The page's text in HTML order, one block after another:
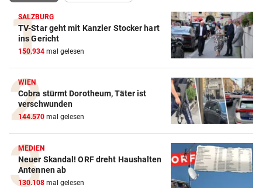
SALZBURG
TV-Star geht mit Kanzler Stocker hart
ins Gericht
150.934 mal gelesen
WIEN
Cobra stürmt Dorotheum, Täter ist
verschwunden
144.570 mal gelesen
MEDIEN
Neuer Skandal! ORF dreht Haushalten
Antennen ab
130.108 mal gelesen
Action-Cam Vergleich
ZUM VERGLEICH
Crosstrainer Vergleich
ZUM VERGLEICH
E-Bike Vergleich
ZUM VERGLEICH
Elektro-Scooter Vergleich
ZUM VERGLEICH